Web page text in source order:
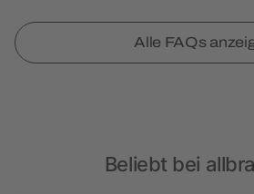
Alle FAQs
Beliebt bei